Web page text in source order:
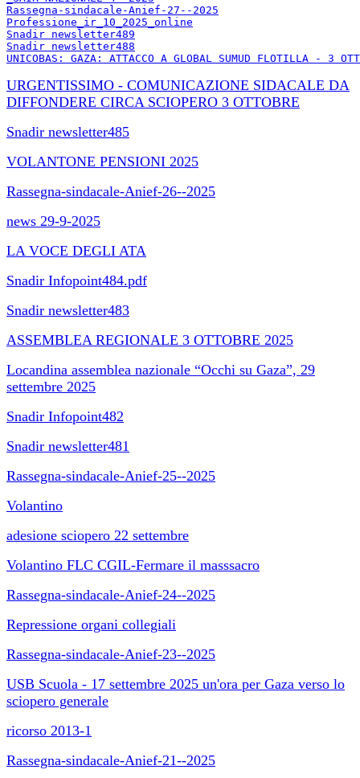
Rassegna-sindacale-Anief-27--2025
Professione_ir_10_2025_online
Snadir newsletter489
Snadir newsletter488
UNICOBAS: GAZA: ATTACCO A GLOBAL SUMUD FLOTILLA - 3
URGENTISSIMO - COMUNICAZIONE SIDACALE DA
DIFFONDERE CIRCA SCIOPERO 3 OTTOBRE
Snadir newsletter485
VOLANTONE PENSIONI 2025
Rassegna-sindacale-Anief-26--2025
news 29-9-2025
LA VOCE DEGLI ATA
Snadir Infopoint484.pdf
Snadir newsletter483
ASSEMBLEA REGIONALE 3 OTTOBRE 2025
Locandina assemblea nazionale “Occhi su Gaza”, 29
settembre 2025
Snadir Infopoint482
Snadir newsletter481
Rassegna-sindacale-Anief-25--2025
Volantino
adesione sciopero 22 settembre
Volantino FLC CGIL-Fermare il masssacro
Rassegna-sindacale-Anief-24--2025
Repressione organi collegiali
Rassegna-sindacale-Anief-23--2025
USB Scuola - 17 settembre 2025 un'ora per Gaza verso lo
sciopero generale
ricorso 2013-1
Rassegna-sindacale-Anief-21--2025